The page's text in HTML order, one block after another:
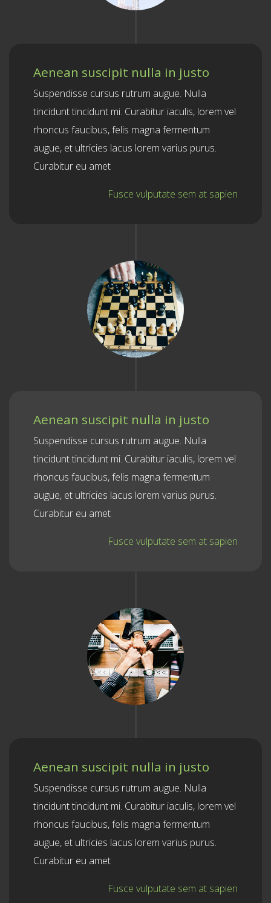
Aenean suscipit nulla in justo
Suspendisse cursus rutrum augue. Nulla
tincidunt tincidunt mi. Curabitur iaculis, lorem vel
rhoncus faucibus, felis magna fermentum
augue, et ultricies lacus lorem varius purus.
Curabitur eu amet
Fusce vulputate sem at sapien
Aenean suscipit nulla in justo
Suspendisse cursus rutrum augue. Nulla
tincidunt tincidunt mi. Curabitur iaculis, lorem vel
rhoncus faucibus, felis magna fermentum
augue, et ultricies lacus lorem varius purus.
Curabitur eu amet
Fusce vulputate sem at sapien
Aenean suscipit nulla in justo
Suspendisse cursus rutrum augue. Nulla
tincidunt tincidunt mi. Curabitur iaculis, lorem vel
rhoncus faucibus, felis magna fermentum
augue, et ultricies lacus lorem varius purus.
Curabitur eu amet
Fusce vulputate sem at sapien